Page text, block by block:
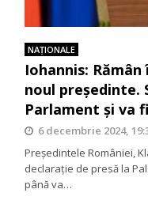
NAŢIONALE
Iohannis:
noul președinte.
Parlament și va
6 decembrie 2024,
Președintele României,
declarație de presă la
până va…